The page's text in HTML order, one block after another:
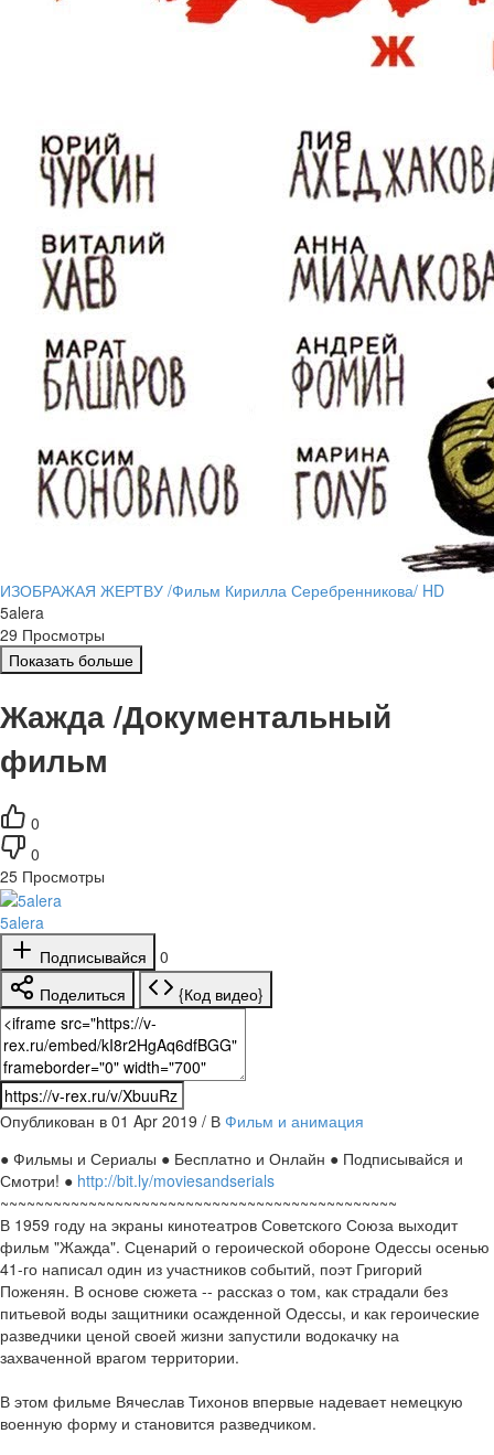
ИЗОБРАЖАЯ ЖЕРТВУ /Фильм Кирилла Серебренникова/ HD
5alera
29 Просмотры
Показать больше
Жажда /Документальный
фильм
0
0
25 Просмотры
5alera
Подписывайся
0
Поделиться
{Код видео}
Опубликован в 01 Apr 2019 / В Фильм и анимация
● Фильмы и Сериалы ● Бесплатно и Онлайн ● Подписывайся и
Смотри! ● http://bit.ly/moviesandserials
~~~~~~~~~~~~~~~~~~~~~~~~~~~~~~~~~~~~~~~~~~~~~
В 1959 году на экраны кинотеатров Советского Союза выходит
фильм "Жажда". Сценарий о героической обороне Одессы осенью
41-го написал один из участников событий, поэт Григорий
Поженян. В основе сюжета -- рассказ о том, как страдали без
питьевой воды защитники осажденной Одессы, и как героические
разведчики ценой своей жизни запустили водокачку на
захваченной врагом территории.
В этом фильме Вячеслав Тихонов впервые надевает немецкую
военную форму и становится разведчиком.